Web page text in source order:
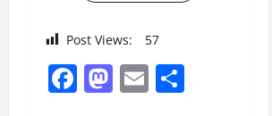
Post Views: 57
Facebook
Mastodon
Email